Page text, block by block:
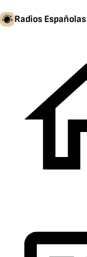
Radios Españolas